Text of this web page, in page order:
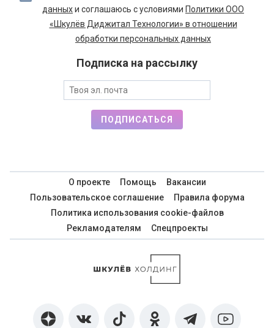
данныхи соглашаюсь с условиями Политики ООО
«Шкулёв Диджитал Технологии» в отношении
обработки персональных данных
Подписка на рассылку
ПОДПИСАТЬСЯ
О проекте Помощь
Вакансии
Пользовательское соглашение
Правила форума
Политика использования cookie-файлов
Рекламодателям
Спецпроекты